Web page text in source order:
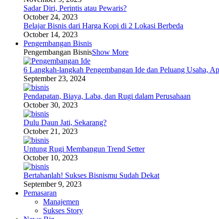
Sadar Diri, Perintis atau Pewaris?
October 24, 2023
Belajar Bisnis dari Harga Kopi di 2 Lokasi Berbeda
October 14, 2023
Pengembangan Bisnis
Pengembangan BisnisShow More
6 Langkah-langkah Pengembangan Ide dan Peluang Usaha,
September 23, 2024
Pendapatan, Biaya, Laba, dan Rugi dalam Perusahaan
October 30, 2023
Dulu Daun Jati, Sekarang?
October 21, 2023
Untung Rugi Membangun Trend Setter
October 10, 2023
Bertahanlah! Sukses Bisnismu Sudah Dekat
September 9, 2023
Pemasaran
Manajemen
Sukses Story